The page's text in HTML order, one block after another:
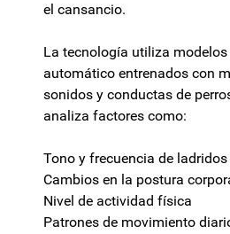
el cansancio.
La tecnología utiliza
automático entrenados con
sonidos y conductas de
analiza factores como:
Tono y frecuencia de
Cambios en la postura
Nivel de actividad física
Patrones de movimiento